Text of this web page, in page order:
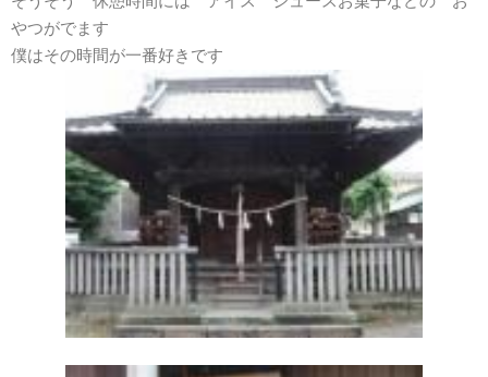
Blog
ブログ
Access
やつがでます
僕はその時間が一番好きです